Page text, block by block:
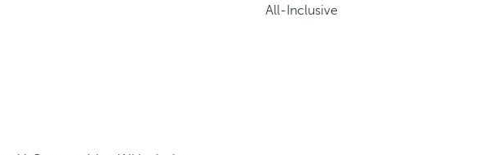
All-Inclusive